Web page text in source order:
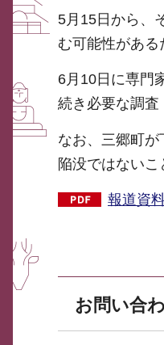
5月15日から、
む可能性がある
6月10日に専門
続き必要な調査
なお、三郷町
陥没ではないこ
報道資
お問い合